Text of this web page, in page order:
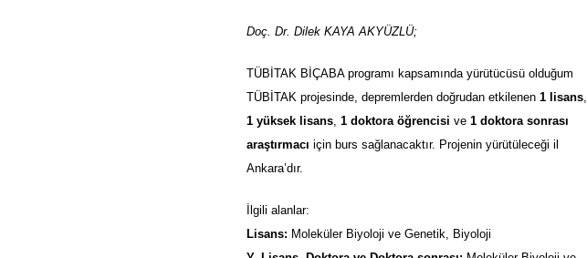
Doç. Dr. Dilek KAYA AKYÜZLÜ;
TÜBİTAK BİÇABA programı kapsamında yürütücüsü olduğum
TÜBİTAK projesinde, depremlerden doğrudan etkilenen 1 lisans,
1 yüksek lisans, 1 doktora öğrencisi ve 1 doktora sonrası
araştırmacı için burs sağlanacaktır. Projenin yürütüleceği il
Ankara’dır.
İlgili alanlar:
Lisans: Moleküler Biyoloji ve Genetik, Biyoloji